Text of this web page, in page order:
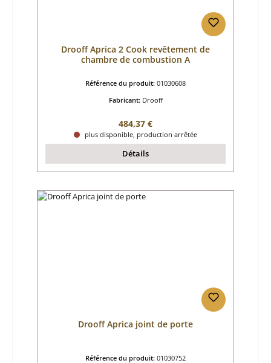
Drooff Aprica 2 Cook revêtement de
chambre de combustion A
Référence du produit: 01030608
Fabricant: Drooff
Prix régulier :
484,37 €
plus disponible, production arrêtée
Détails
Drooff Aprica joint de porte
Référence du produit: 01030752